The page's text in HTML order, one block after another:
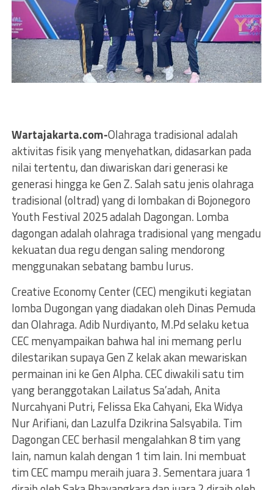
Wartajakarta.com-Olahraga tradisional adalah
aktivitas fisik yang menyehatkan, didasarkan pada
nilai tertentu, dan diwariskan dari generasi ke
generasi hingga ke Gen Z. Salah satu jenis olahraga
tradisional (oltrad) yang di lombakan di Bojonegoro
Youth Festival 2025 adalah Dagongan. Lomba
dagongan adalah olahraga tradisional yang mengadu
kekuatan dua regu dengan saling mendorong
menggunakan sebatang bambu lurus.
Creative Economy Center (CEC) mengikuti kegiatan
lomba Dugongan yang diadakan oleh Dinas Pemuda
dan Olahraga. Adib Nurdiyanto, M.Pd selaku ketua
CEC menyampaikan bahwa hal ini memang perlu
dilestarikan supaya Gen Z kelak akan mewariskan
permainan ini ke Gen Alpha. CEC diwakili satu tim
yang beranggotakan Lailatus Sa’adah, Anita
Nurcahyani Putri, Felissa Eka Cahyani, Eka Widya
Nur Arifiani, dan Lazulfa Dzikrina Salsyabila. Tim
Dagongan CEC berhasil mengalahkan 8 tim yang
lain, namun kalah dengan 1 tim lain. Ini membuat
tim CEC mampu meraih juara 3. Sementara juara 1